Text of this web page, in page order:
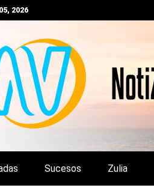
2026
ZULIA, VENEZUELA
Sucesos Zulia